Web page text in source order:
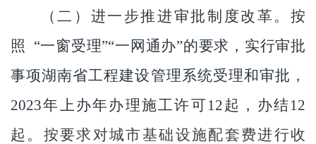
（二 ） 进一步推进审批制度改革 。按
照
“一窗受理”“一网通办”的要求，实行审批
事项湖南省工程建设管理系统受理和审批 ，
2023年上办年 办理施工许可12起，办结12
起 。 按要求对城市基础设施配套费进行收